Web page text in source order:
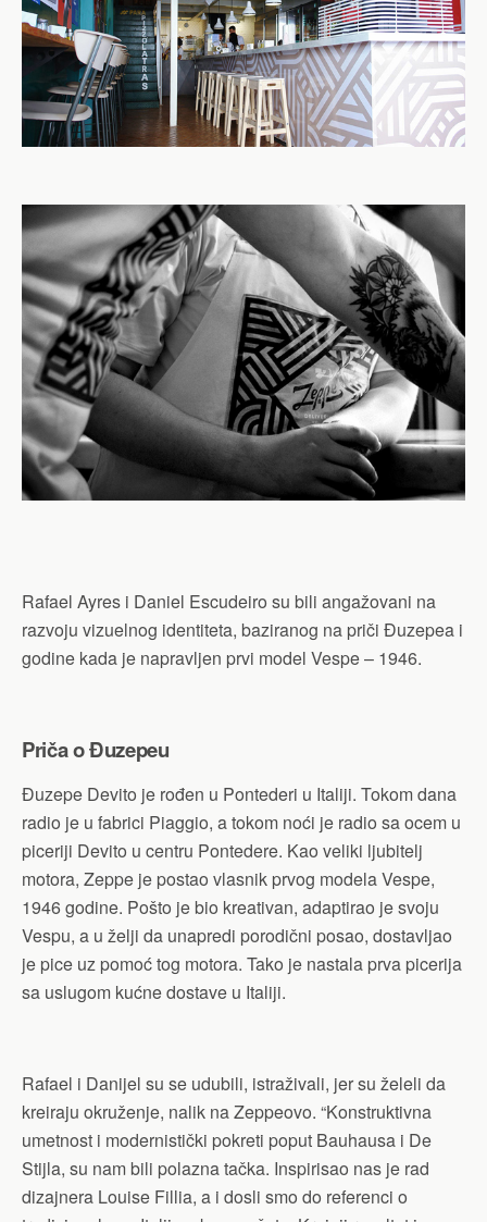
Rafael Ayres i Daniel Escudeiro su bili angažovani na
razvoju vizuelnog identiteta, baziranog na priči Đuzepea i
godine kada je napravljen prvi model Vespe – 1946.
Priča o Đuzepeu
Đuzepe Devito je rođen u Pontederi u Italiji. Tokom dana
radio je u fabrici Piaggio, a tokom noći je radio sa ocem u
piceriji Devito u centru Pontedere. Kao veliki ljubitelj
motora, Zeppe je postao vlasnik prvog modela Vespe,
1946 godine. Pošto je bio kreativan, adaptirao je svoju
Vespu, a u želji da unapredi porodični posao, dostavljao
je pice uz pomoć tog motora. Tako je nastala prva picerija
sa uslugom kućne dostave u Italiji.
Rafael i Danijel su se udubili, istraživali, jer su želeli da
kreiraju okruženje, nalik na Zeppeovo. “Konstruktivna
umetnost i modernistički pokreti poput Bauhausa i De
Stijla, su nam bili polazna tačka. Inspirisao nas je rad
dizajnera Louise Fillia, a i dosli smo do referenci o